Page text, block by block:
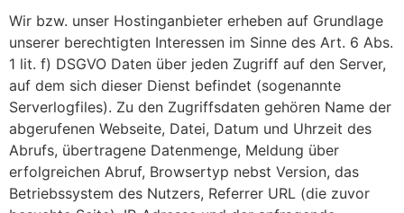
Wir bzw. unser Hostinganbieter erheben auf Grundlage
unserer berechtigten Interessen im Sinne des Art. 6 Abs.
1 lit. f) DSGVO Daten über jeden Zugriff auf den Server,
auf dem sich dieser Dienst befindet (sogenannte
Serverlogfiles). Zu den Zugriffsdaten gehören Name der
abgerufenen Webseite, Datei, Datum und Uhrzeit des
Abrufs, übertragene Datenmenge, Meldung über
erfolgreichen Abruf, Browsertyp nebst Version, das
Betriebssystem des Nutzers, Referrer URL (die zuvor